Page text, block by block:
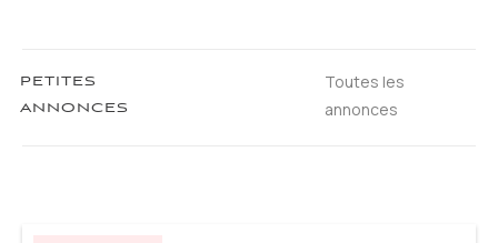
PETITES
ANNONCES
Toutes les
annonces